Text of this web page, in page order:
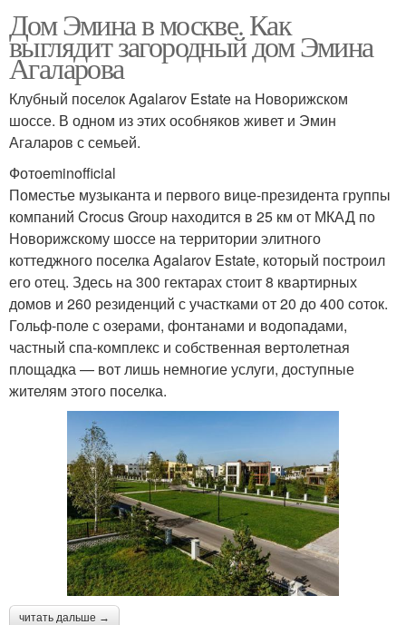
Дом Эмина в москве. Как
выглядит загородный дом Эмина
Агаларова
Клубный поселок Agalarov Estate на Новорижском
шоссе. В одном из этих особняков живет и Эмин
Агаларов с семьей.
Фотоeminofficial
Поместье музыканта и первого вице-президента группы
компаний Crocus Group находится в 25 км от МКАД по
Новорижскому шоссе на территории элитного
коттеджного поселка Agalarov Estate, который построил
его отец. Здесь на 300 гектарах стоит 8 квартирных
домов и 260 резиденций с участками от 20 до 400 соток.
Гольф-поле с озерами, фонтанами и водопадами,
частный спа-комплекс и собственная вертолетная
площадка — вот лишь немногие услуги, доступные
жителям этого поселка.
читать дальше →